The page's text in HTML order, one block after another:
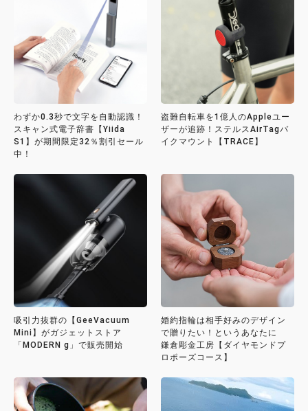
わずか0.3秒で文字を自動認識！
スキャン式電子辞書【Yiida
S1】が期間限定32％割引セール
中！
盗難自転車を1億人のAppleユー
ザーが追跡！ステルスAirTagバ
イクマウント【TRACE】
吸引力抜群の【GeeVacuum
Mini】がガジェットストア
「MODERN g」で販売開始
婚約指輪は相手好みのデザイン
で贈りたい！というあなたに
鎌倉彫金工房【ダイヤモンドプ
ロポーズコース】